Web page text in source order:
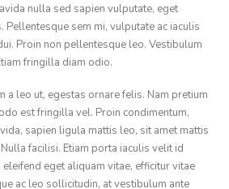
nulla sed sapien vulputate, eget
Pellentesque sem mi, vulputate ac iaculis
Proin non pellentesque leo. Vestibulum
fringilla diam odio.
a leo ut, egestas ornare felis. Nam pretium
est fringilla vel. Proin condimentum,
sapien ligula mattis leo, sit amet mattis
facilisi. Etiam porta iaculis velit id
eget aliquam vitae, efficitur vitae
ac leo sollicitudin, at vestibulum ante